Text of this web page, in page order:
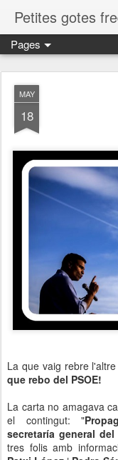
Pages
MAY
18
La que vaig rebre
que rebo del PSOE!
La carta no amagava
el contingut: "
secretaría general del
tres folis amb